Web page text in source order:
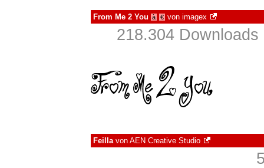
From Me 2 You à € von imagex
218.304
Feillavon AEN Creative Studio